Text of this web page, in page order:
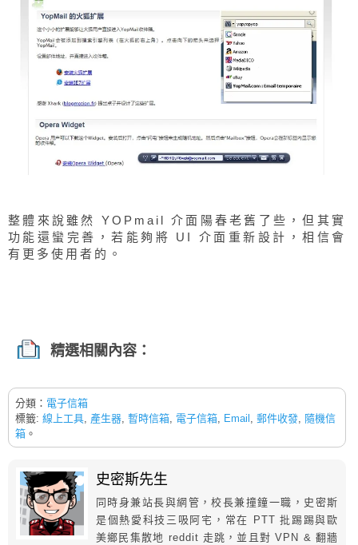
整體來說雖然 YOPmail 介面陽春老舊了些，但其實
功能還蠻完善，若能夠將 UI 介面重新設計，相信會
有更多使用者的。
精選相關內容：
分類： 電子信箱
標籤: 線上工具, 產生器, 暫時信箱, 電子信箱, Email , 郵件收發, 隨機信
箱 。
史密斯先生
同時身兼站長與網管，校長兼撞鐘一職，史密斯
是個熱愛科技三吸阿宅，常在 PTT 批踢踢與歐
美鄉民集散地 reddit 走跳，並且對 VPN & 翻牆